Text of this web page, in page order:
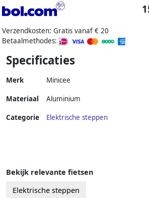
Verzendkosten: Gratis vanaf € 20
Betaalmethodes:
Specificaties
Merk Minicee
Materiaal Aluminium
Categorie Elektrische steppen
Bekijk relevante fietsen
Elektrische steppen